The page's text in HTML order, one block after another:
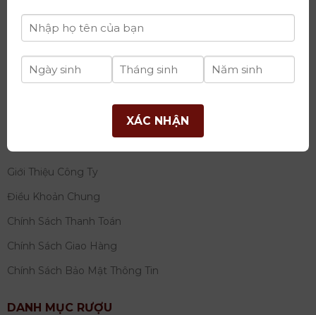
Ngân hàng:Ngân hàng TMCP Đầu tư và phát triển
Việt Nam (BIDV)
tư quốc tế Ý-Việt
Tây Hồ, TP Hà Nội
THÔNG TIN
Giới Thiệu Công Ty
Điều Khoản Chung
Chính Sách Thanh Toán
Chính Sách Giao Hàng
Chính Sách Bảo Mật Thông Tin
DANH MỤC RƯỢU
XÁC NHẬN